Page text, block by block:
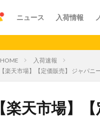
ニュース 入荷情報
HOME
入荷速報
【楽天市場】【定価販売】 ジャパ
【楽天市場】